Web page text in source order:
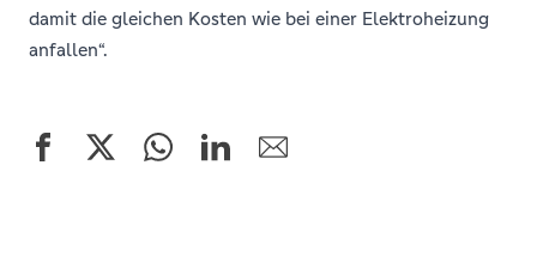
damit die gleichen Kosten wie bei einer Elektroheizung
anfallen“.